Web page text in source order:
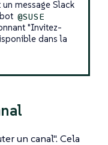
message Slack
@SUSE
"Invitez-
dans la
un canal". Cela